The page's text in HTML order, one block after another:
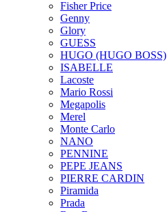
Fisher Price
Genny
Glory
GUESS
HUGO (HUGO BOSS)
ISABELLE
Lacoste
Mario Rossi
Megapolis
Merel
Monte Carlo
NANO
PENNINE
PEPE JEANS
PIERRE CARDIN
Piramida
Prada